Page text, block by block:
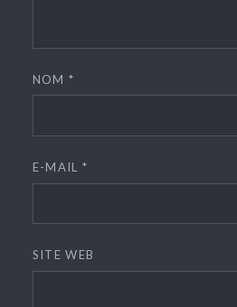
NOM*
E-MAIL *
SITE WEB